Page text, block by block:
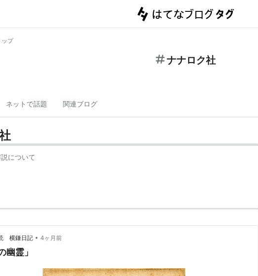
ップ
ナナロク社
ネットで話題 関連ブログ
について
横鎌日記 • 4ヶ月前
幽霊」